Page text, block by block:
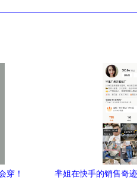
穿！
芈姐在快手的销售奇